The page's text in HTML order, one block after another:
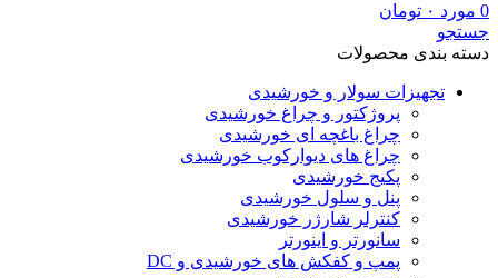
0 مورد ۰ تومان
جستجو
دسته بندی محصولات
تجهیزات سولار و خورشیدی
پروژکتور و چراغ خورشیدی
چراغ باغچه ای خورشیدی
چراغ های دیوارکوب خورشیدی
پکیج خورشیدی
پنل و سلول خورشیدی
کنترلر شارژر خورشیدی
سانورتر و اینورتر
پمپ و کفکش های خورشیدی و DC